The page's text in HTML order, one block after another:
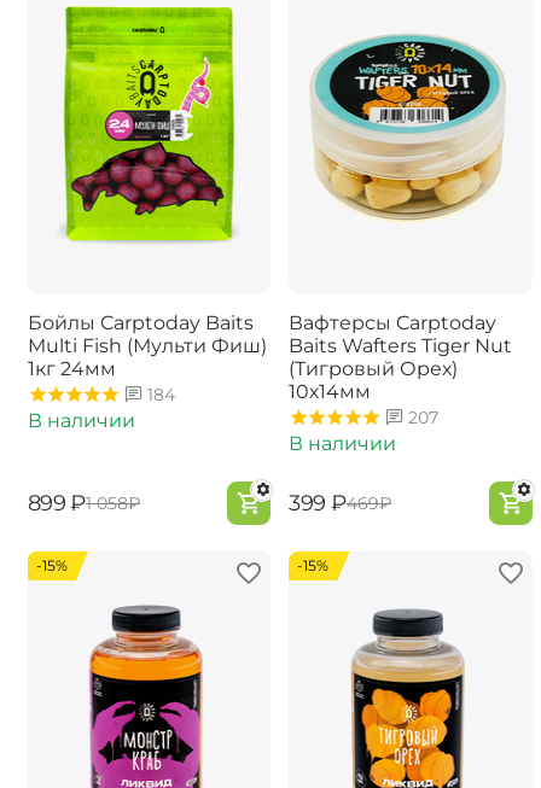
Бойлы Carptoday Baits
Multi Fish (Мульти Фиш)
1кг 24мм
184
В наличии
‍899‍ ₽‍1 058‍₽
Вафтерсы Carptoday
Baits Wafters Tiger Nut
(Тигровый Орех)
10х14мм
207
В наличии
‍399‍ ₽‍469‍₽
-15% -15%